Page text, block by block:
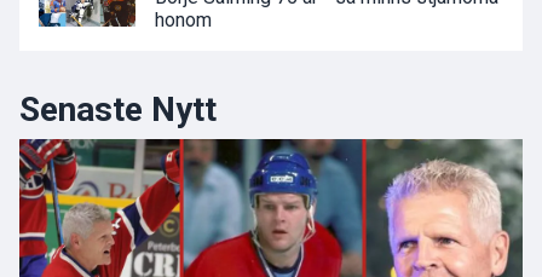
honom
Senaste Nytt